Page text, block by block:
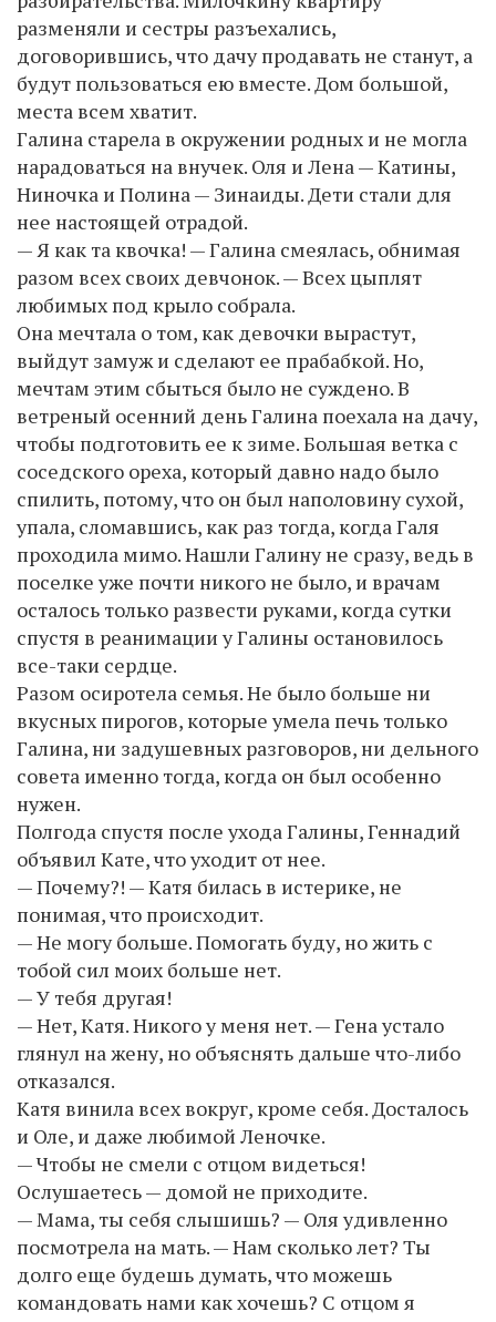
разменяли и сестры разъехались,
договорившись, что дачу продавать не станут, а
будут пользоваться ею вместе. Дом большой,
места всем хватит.
Галина старела в окружении родных и не могла
нарадоваться на внучек. Оля и Лена — Катины,
Ниночка и Полина — Зинаиды. Дети стали для
нее настоящей отрадой.
— Я как та квочка! — Галина смеялась, обнимая
разом всех своих девчонок. — Всех цыплят
любимых под крыло собрала.
Она мечтала о том, как девочки вырастут,
выйдут замуж и сделают ее прабабкой. Но,
мечтам этим сбыться было не суждено. В
ветреный осенний день Галина поехала на дачу,
чтобы подготовить ее к зиме. Большая ветка с
соседского ореха, который давно надо было
спилить, потому, что он был наполовину сухой,
упала, сломавшись, как раз тогда, когда Галя
проходила мимо. Нашли Галину не сразу, ведь в
поселке уже почти никого не было, и врачам
осталось только развести руками, когда сутки
спустя в реанимации у Галины остановилось
все-таки сердце.
Разом осиротела семья. Не было больше ни
вкусных пирогов, которые умела печь только
Галина, ни задушевных разговоров, ни дельного
совета именно тогда, когда он был особенно
нужен.
Полгода спустя после ухода Галины, Геннадий
объявил Кате, что уходит от нее.
— Почему?! — Катя билась в истерике, не
понимая, что происходит.
— Не могу больше. Помогать буду, но жить с
тобой сил моих больше нет.
— У тебя другая!
— Нет, Катя. Никого у меня нет. — Гена устало
глянул на жену, но объяснять дальше что-либо
отказался.
Катя винила всех вокруг, кроме себя. Досталось
и Оле, и даже любимой Леночке.
— Чтобы не смели с отцом видеться!
Ослушаетесь — домой не приходите.
— Мама, ты себя слышишь? — Оля удивленно
посмотрела на мать. — Нам сколько лет? Ты
долго еще будешь думать, что можешь
командовать нами как хочешь? С отцом я